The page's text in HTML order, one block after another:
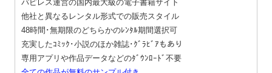
パピレス運営の国内最大級の電子書籍サイト
他社と異なるレンタル形式での販売スタイル
48時間･無期限のどちらかのﾚﾝﾀﾙ期間選択可
充実したｺﾐｯｸ･小説のほか雑誌･ｸﾞﾗﾋﾞｱもあり
専用アプリや作品データなどのﾀﾞｳﾝﾛｰﾄﾞ不要